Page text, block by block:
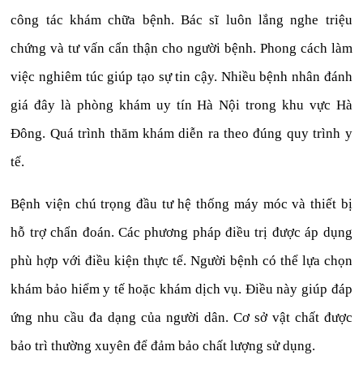
công tác khám chữa bệnh. Bác sĩ luôn lắng nghe triệu
chứng và tư vấn cẩn thận cho người bệnh. Phong cách làm
việc nghiêm túc giúp tạo sự tin cậy. Nhiều bệnh nhân đánh
giá đây là phòng khám uy tín Hà Nội trong khu vực Hà
Đông. Quá trình thăm khám diễn ra theo đúng quy trình y
tế.
Bệnh viện chú trọng đầu tư hệ thống máy móc và thiết bị
hỗ trợ chẩn đoán. Các phương pháp điều trị được áp dụng
phù hợp với điều kiện thực tế. Người bệnh có thể lựa chọn
khám bảo hiểm y tế hoặc khám dịch vụ. Điều này giúp đáp
ứng nhu cầu đa dạng của người dân. Cơ sở vật chất được
bảo trì thường xuyên để đảm bảo chất lượng sử dụng.